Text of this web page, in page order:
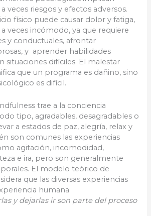
veces riesgos y efectos adversos.
físico puede causar dolor y fatiga,
veces incómodo, ya que requiere
y conductuales, afrontar
y aprender habilidades
situaciones difíciles. El malestar
que un programa es dañino, sino
es difícil.
trae a la conciencia
tipo, agradables, desagradables o
a estados de paz, alegría, relax y
son comunes las experiencias
agitación, incomodidad,
e ira, pero son generalmente
El modelo teórico de
que las diversas experiencias
humana
y dejarlas ir son parte del proceso